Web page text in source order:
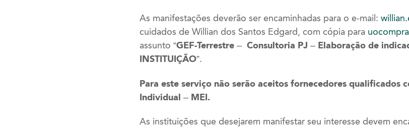
As manifestações deverão ser encaminhadas para o e-mail:
cuidados de Willian dos Santos Edgard, com cópia para
assunto “GEF-Terrestre – Consultoria PJ – Elaboração de
INSTITUIÇÃO”.
Para este serviço não serão aceitos fornecedores qualificados
Individual – MEI.
As instituições que desejarem manifestar seu interesse devem